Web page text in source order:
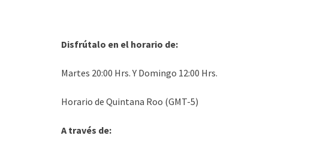
Disfrútalo en el horario de:
Martes 20:00 Hrs. Y Domingo 12:00 Hrs.
Horario de Quintana Roo (GMT-5)
A través de: